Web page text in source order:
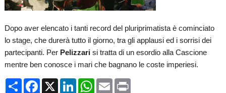
Dopo aver elencato i tanti record del pluriprimatista è cominciato
lo stage, che durerà tutto il giorno, tra gli applausi ed i sorrisi dei
partecipanti. Per Pelizzarisi tratta di un esordio alla Cascione
mentre ben conosce i mari che bagnano le coste imperiesi.
CondividiFacebook
X LinkedInWhatsApp
EmailPrint